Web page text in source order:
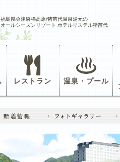
福島県会津磐梯高原/猪苗代温泉湯元の
オールシーズンリゾート ホテルリステル猪苗代
レストラン 温泉・プール